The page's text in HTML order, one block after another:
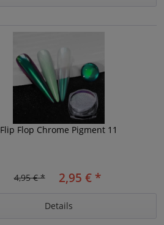
Flip Flop Chrome Pigment 11
4,95 € * 2,95 € *
Details